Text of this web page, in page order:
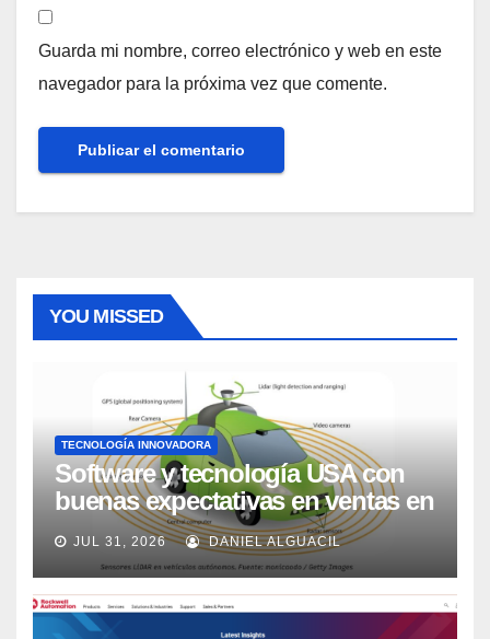
Guarda mi nombre, correo electrónico y web en este
navegador para la próxima vez que comente.
YOU MISSED
TECNOLOGÍA INNOVADORA
Software y tecnología USA con
buenas expectativas en ventas en
los próximos 2 años, según
Market Watch
JUL 31, 2026 DANIEL ALGUACIL